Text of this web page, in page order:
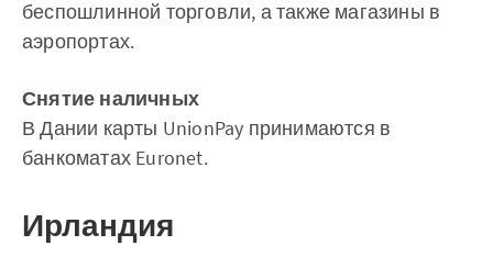
беспошлинной торговли, а также магазины в
аэропортах.
Снятие наличных
В Дании карты UnionPay принимаются в
банкоматах Euronet.
Ирландия